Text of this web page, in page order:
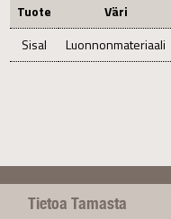
Tuote Väri
Sisal
Luonnonmateriaali
Tietoa Tamasta